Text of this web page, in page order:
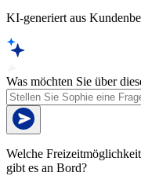
KI-generiert aus
Was möchten Sie über
Welche
gibt es an Bord?